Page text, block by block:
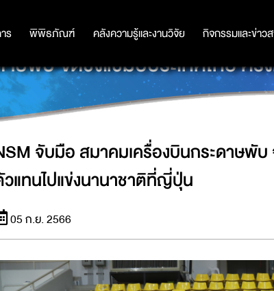
ร พิพิธภัณฑ์ คลังความรู้และงานวิจัย กิจกรรมและข่าว
ร พิพิธภัณฑ์ คลังความรู้และงานวิจัย กิจกรรมและข่าว
ษพับ จัดชิงแชมป์ประเทศไทย ค
จับมือ สมาคมเครื่องบินกระดาษพับ
แทนไปแข่งนานาชาติที่ญี่ปุ่น
05 ก.ย. 2566